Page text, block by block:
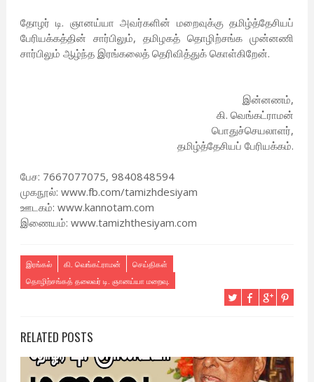
தோழர் டி. ஞானய்யா அவர்களின் மறைவுக்கு தமிழ்த்தேசியப்
பேரியக்கத்தின் சார்பிலும், தமிழகத் தொழிற்சங்க முன்னணி
சார்பிலும் ஆழ்ந்த இரங்கலைத் தெரிவித்துக் கொள்கிறேன்.
இன்னணம்,
கி. வெங்கட்ராமன்
பொதுச்செயலாளர்,
தமிழ்த்தேசியப் பேரியக்கம்.
பேச: 7667077075, 9840848594
முகநூல்: www.fb.com/tamizhdesiyam
ஊடகம்: www.kannotam.com
இணையம்: www.tamizhthesiyam.com
இரங்கல் கி. வெங்கட்ராமன்
செய்திகள்
தொழிற்சங்கத் தலைவர் டி. ஞானய்யா மறைவு.
RELATED POSTS